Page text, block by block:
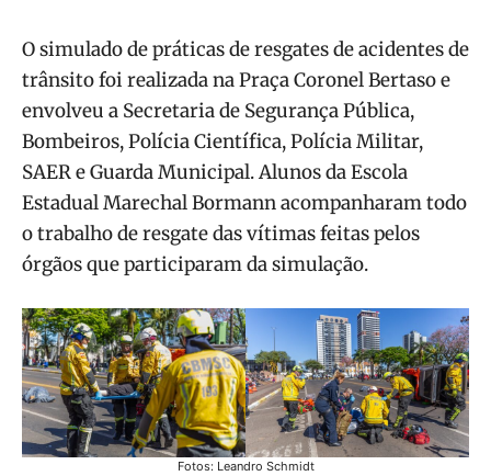
O simulado de práticas de resgates de acidentes de
trânsito foi realizada na Praça Coronel Bertaso e
envolveu a Secretaria de Segurança Pública,
Bombeiros, Polícia Científica, Polícia Militar,
SAER e Guarda Municipal. Alunos da Escola
Estadual Marechal Bormann acompanharam todo
o trabalho de resgate das vítimas feitas pelos
órgãos que participaram da simulação.
Fotos: Leandro Schmidt